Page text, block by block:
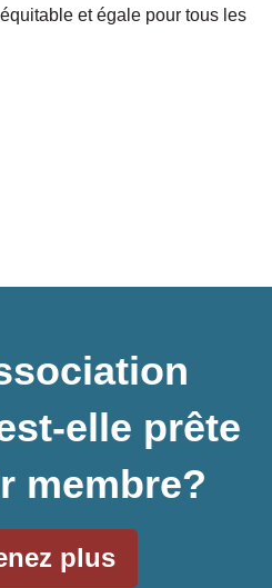
et égale pour tous les
elle prête
membre?
plus